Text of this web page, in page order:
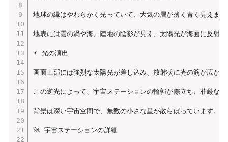
地球の縁はやわらかく光っていて、大気の層が薄く青く見えます
地表には雲の渦や海、陸地の陰影が見え、太陽光が海面に反射
☀️ 光の演出
画面上部には強烈な太陽光が差し込み、放射状に光の筋が広が
この逆光によって、宇宙ステーションの輪郭が際立ち、荘厳な
背景は深い宇宙空間で、無数の小さな星が散らばっています。
🚀 宇宙ステーションの詳細